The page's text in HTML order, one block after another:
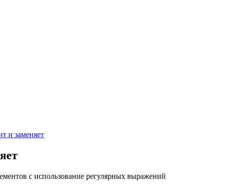
и заменяет
с использование регулярных выражений